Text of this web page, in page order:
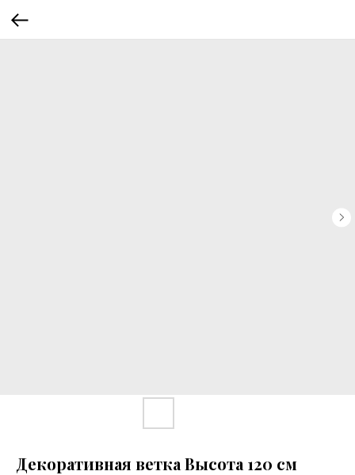
Декоративная ветка Высота 120 см